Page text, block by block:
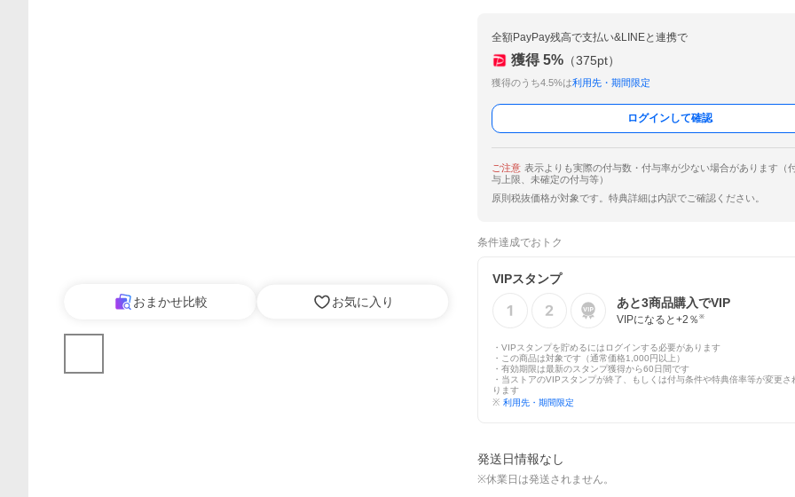
おまかせ比較 お気に入り
全額PayPay残高で支払い&LINEと連携で
獲得 5% （375pt）
獲得のうち4.5%は利用先・期間限定
ログインして確認
ご注意 表示よりも実際の付与数・付与率が少ない場合があります（
与上限、未確定の付与等）
原則税抜価格が対象です。特典詳細は内訳でご確認ください。
条件達成でおトク
VIPスタンプ
あと3商品購入でVIP
VIPになると+2 ％ ※
・VIPスタンプを貯めるにはログインする必要があります
・この商品は対象です（通常価格1,000円以上）
・有効期限は最新のスタンプ獲得から60日間です
・当ストアのVIPスタンプが終了、もしくは付与条件や特典倍率等が変更さ
ります
※ 利用先・期間限定
発送日情報なし
※休業日は発送されません。